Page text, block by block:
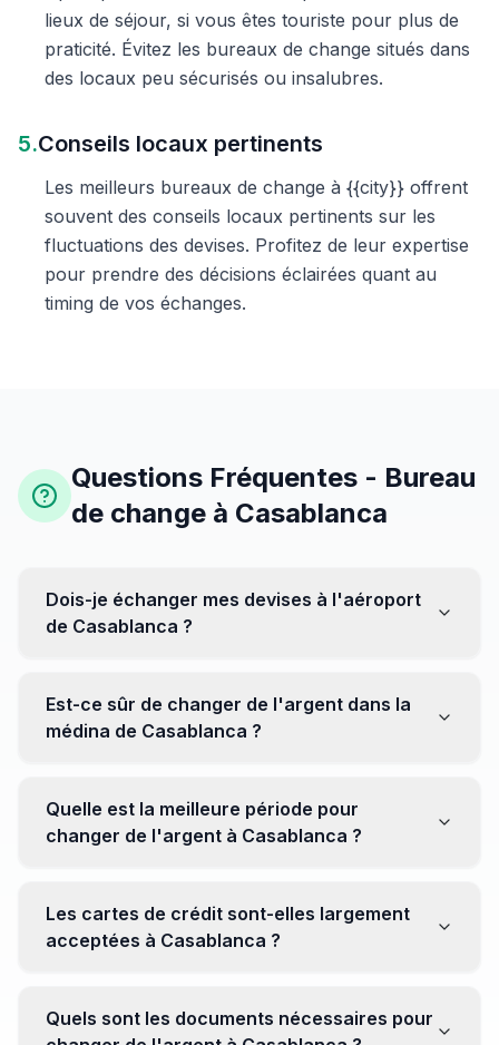
lieux de séjour, si vous êtes touriste pour plus de
praticité. Évitez les bureaux de change situés dans
des locaux peu sécurisés ou insalubres.
5.Conseils locaux pertinents
Les meilleurs bureaux de change à {{city}} offrent
souvent des conseils locaux pertinents sur les
fluctuations des devises. Profitez de leur expertise
pour prendre des décisions éclairées quant au
timing de vos échanges.
Questions Fréquentes - Bureau
de change à Casablanca
Dois-je échanger mes devises à l'aéroport
de Casablanca ?
être moins avantageux. Orientez-vous plutôt vers les
bureaux de change en ville pour obtenir de meilleurs
Est-ce sûr de changer de l'argent dans la
médina de Casablanca ?
établissements réputés pour éviter les surprises.
Quelle est la meilleure période pour
changer de l'argent à Casablanca ?
soyez attentif aux fluctuations pour maximiser la valeur
de vos devises.
Les cartes de crédit sont-elles largement
acceptées à Casablanca ?
Cependant, avoir un peu de monnaie locale peut être
Quels sont les documents nécessaires pour